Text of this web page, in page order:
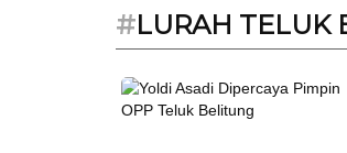
#LURAH TELUK